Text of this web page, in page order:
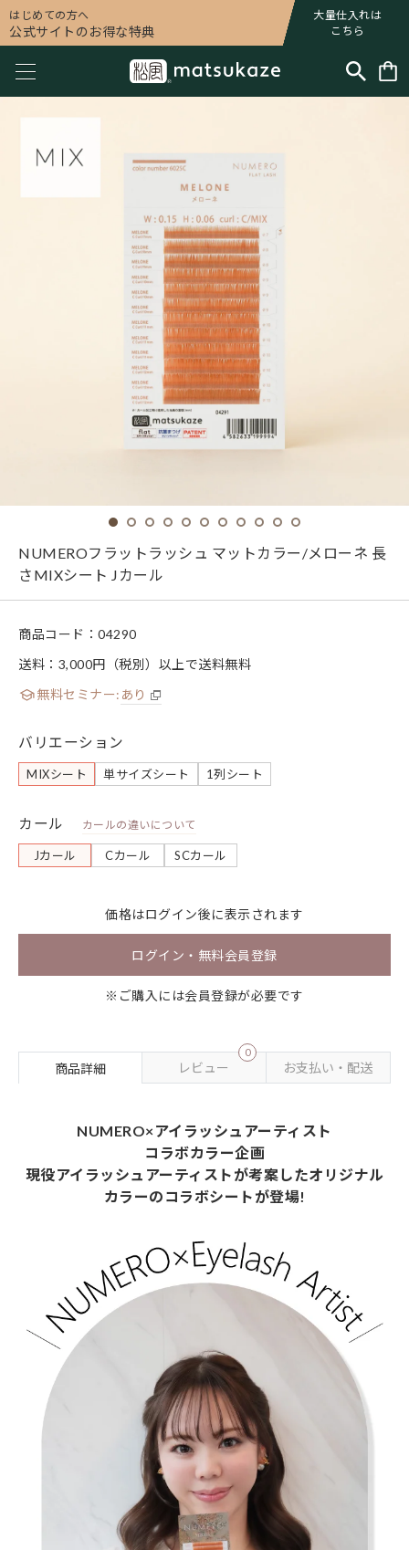
はじめての方へ
公式サイトのお得な特典
大量仕入れは
こちら
NUMEROフラットラッシュ マットカラー/メローネ 長
さMIXシート Jカール
商品コード： 04290
送料：3,000円（税別）以上で送料無料
無料セミナー: あり
バリエーション
MIXシート 単サイズシート 1列シート
カール カールの違いについて
Jカール Cカール SCカール
価格はログイン後に表示されます
ログイン・無料会員登録
※ご購入には会員登録が必要です
商品詳細 レビュー
0
お支払い・配送
NUMERO×アイラッシュアーティスト
コラボカラー企画
現役アイラッシュアーティストが考案したオリジナル
カラーのコラボシートが登場!